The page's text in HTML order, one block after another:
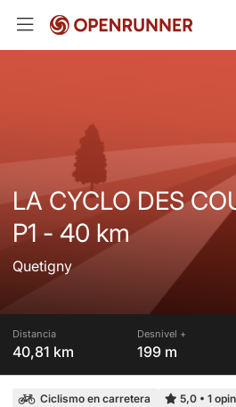
LA CYCLO DES COUSIS
P1 - 40 km
Quetigny
Distancia
40,81 km
Desnivel +
199 m
Ciclismo en carretera 5,0 • 1